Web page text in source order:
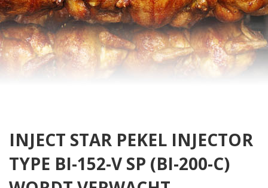
INJECT STAR PEKEL INJECTOR
TYPE BI-152-V SP (BI-200-C)